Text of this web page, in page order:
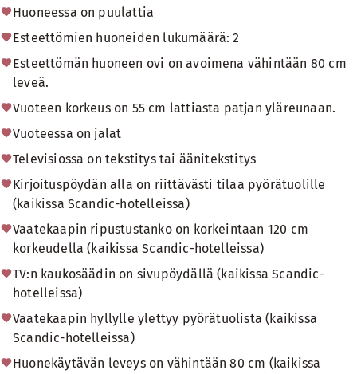
Huoneessa on puulattia
Esteettömien huoneiden lukumäärä: 2
Esteettömän huoneen ovi on avoimena vähintään 80 cm
leveä.
Vuoteen korkeus on 55 cm lattiasta patjan yläreunaan.
Vuoteessa on jalat
Televisiossa on tekstitys tai äänitekstitys
Kirjoituspöydän alla on riittävästi tilaa pyörätuolille
(kaikissa Scandic-hotelleissa)
Vaatekaapin ripustustanko on korkeintaan 120 cm
korkeudella (kaikissa Scandic-hotelleissa)
TV:n kaukosäädin on sivupöydällä (kaikissa Scandic-
hotelleissa)
Vaatekaapin hyllylle ylettyy pyörätuolista (kaikissa
Scandic-hotelleissa)
Huonekäytävän leveys on vähintään 80 cm (kaikissa